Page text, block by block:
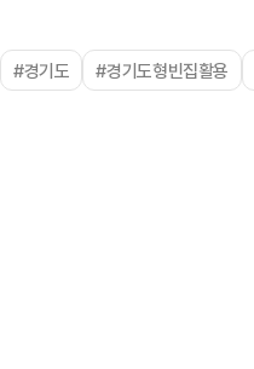
#경기도 #경기도형빈집활용